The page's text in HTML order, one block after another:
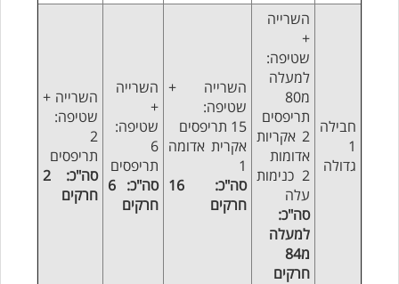
חבילה
1
גדולה
השרייה
+
שטיפה:
למעלה
מ80
תריפסים
2 אקריות
אדומות
2 כנימות
עלה
סה"כ:
למעלה
מ84
חרקים
השרייה +
שטיפה:
15 תריפסים
אקרית אדומה
1
סה"כ: 16
חרקים
השרייה
+
שטיפה:
6
תריפסים
סה"כ: 6
חרקים
השרייה +
שטיפה:
2
תריפסים
סה"כ: 2
חרקים